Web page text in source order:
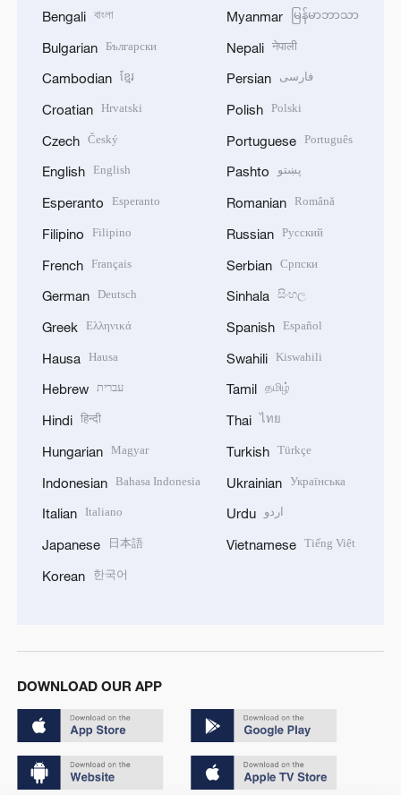
Bengali বাংলা
Bulgarian Български
Cambodian ខ្មែរ
Croatian Hrvatski
Czech Český
English English
Esperanto Esperanto
Filipino Filipino
French Français
German Deutsch
Greek Ελληνικά
Hausa Hausa
Hebrew עברית
Hindi हिन्दी
Hungarian Magyar
Indonesian Bahasa Indonesia
Italian Italiano
Japanese 日本語
Korean 한국어
Myanmar မြန်မာဘာသာ
Nepali नेपाली
Persian فارسی
Polish Polski
Portuguese Português
Pashto پښتو
Romanian Română
Russian Русский
Serbian Српски
Sinhala සිංහල
Spanish Español
Swahili Kiswahili
Tamil தமிழ்
Thai ไทย
Turkish Türkçe
Ukrainian Українська
Urdu اردو
Vietnamese Tiếng Việt
DOWNLOAD OUR APP